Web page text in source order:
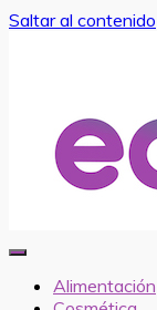
Saltar al contenido
Alimentación